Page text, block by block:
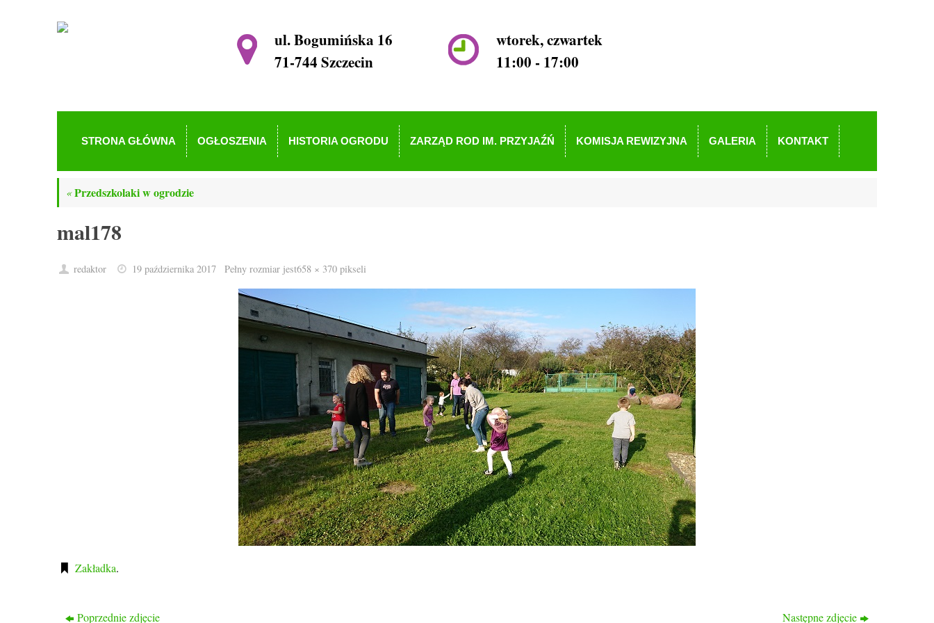
ul. Bogumińska 16
71-744 Szczecin
wtorek, czwartek
11:00 - 17:00
STRONA GŁÓWNA OGŁOSZENIA HISTORIA OGRODU ZARZĄD ROD IM. PRZYJAŹŃ KOMISJA REWIZYJNA GALERIA KONTAKT
«Przedszkolaki w ogrodzie
mal178
redaktor 19 października 2017 Pełny rozmiar jest658 × 370pikseli
Zakładka.
Poprzednie zdjęcie Następne zdjęcie